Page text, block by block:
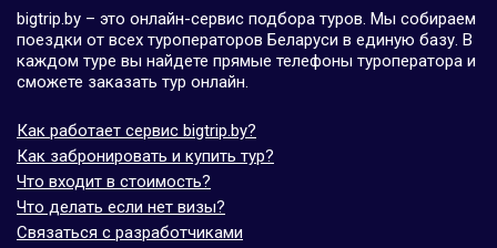
bigtrip.by – это онлайн-сервис подбора туров. Мы собираем
поездки от всех туроператоров Беларуси в единую базу. В
каждом туре вы найдете прямые телефоны туроператора и
сможете заказать тур онлайн.
Как работает сервис bigtrip.by?
Как забронировать и купить тур?
Что входит в стоимость?
Что делать если нет визы?
Связаться с разработчиками